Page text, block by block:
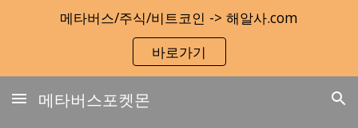
Skip to main content Skip to navigation
메타버스/주식/비트코인 -> 해알사.com
바로가기
메타버스포켓몬